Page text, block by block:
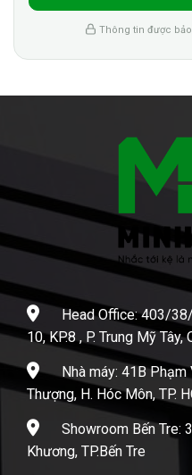
Thông tin được bảo
Head Office: 403/
10, KP.8 , P. Trung Mỹ Tây,
Nhà máy: 41B
Thượng, H. Hóc Môn, TP.
Showroom Bến Tre:
Khương, TP.Bến Tre